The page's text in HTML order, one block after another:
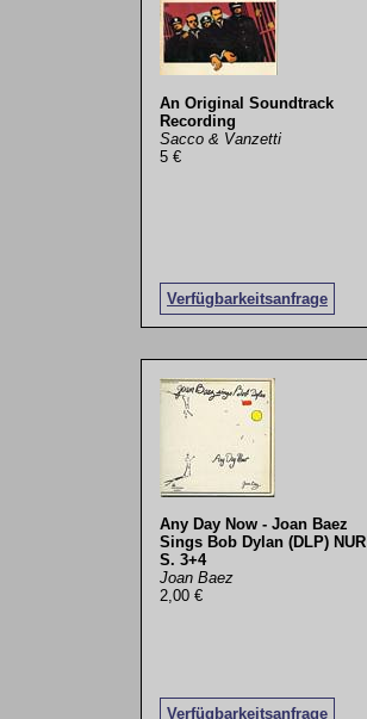
An Original Soundtrack
Recording
Sacco & Vanzetti
5 €
Verfügbarkeitsanfrage
Any Day Now - Joan Baez
Sings Bob Dylan (DLP) NUR
S. 3+4
Joan Baez
2,00 €
Verfügbarkeitsanfrage